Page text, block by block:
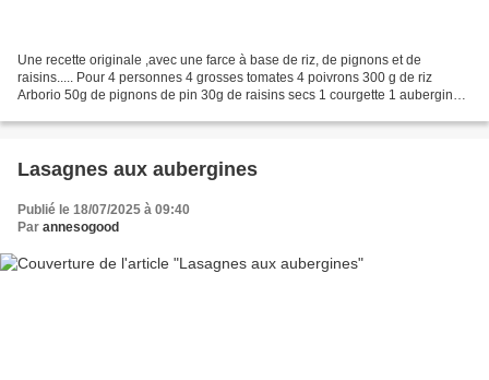
Une recette originale ,avec une farce à base de riz, de pignons et de
raisins..... Pour 4 personnes 4 grosses tomates 4 poivrons 300 g de riz
Arborio 50g de pignons de pin 30g de raisins secs 1 courgette 1 aubergine
Lasagnes aux aubergines
Publié le 18/07/2025 à 09:40
Par annesogood